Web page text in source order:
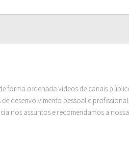
forma ordenada vídeos de canais
desenvolvimento pessoal e
nos assuntos e recomendamos a